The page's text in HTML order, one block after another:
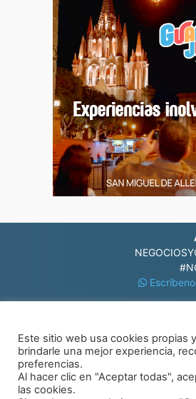
Este sitio web usa cookies propias
brindarle una mejor experiencia,
preferencias.
Al hacer clic en "Aceptar todas",
las cookies.